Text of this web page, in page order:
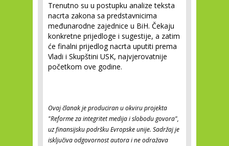
Trenutno su u postupku analize teksta
nacrta zakona sa predstavnicima
međunarodne zajednice u BiH. Čekaju
konkretne prijedloge i sugestije, a zatim
će finalni prijedlog nacrta uputiti prema
Vladi i Skupštini USK, najvjerovatnije
početkom ove godine.
Ovaj članak je produciran u okviru projekta
"Reforme za integritet medija i slobodu govora",
uz finansijsku podršku Evropske unije. Sadržaj je
isključiva odgovornost autora i ne odražava